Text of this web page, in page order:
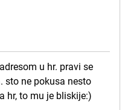
u hr. pravi se
sto ne pokusa nesto
hr, to mu je bliskije:)